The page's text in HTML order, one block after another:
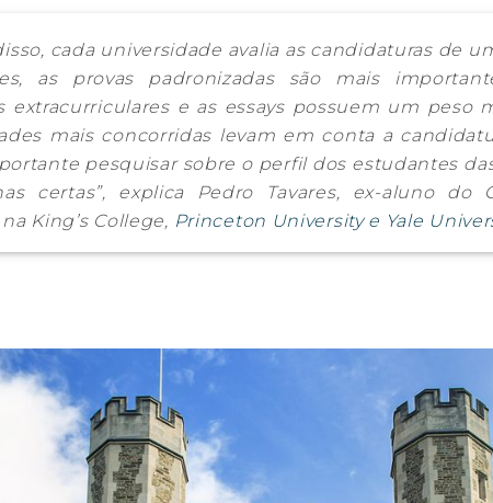
cada universidade avalia as candidaturas de
as provas padronizadas são mais
extracurriculares e as essayspossuem um peso
mais concorridas levam em conta a
pesquisar sobre o perfil dos estudantes
certas”, explica Pedro Tavares, ex-aluno do
King’s College, Princeton University e Yale